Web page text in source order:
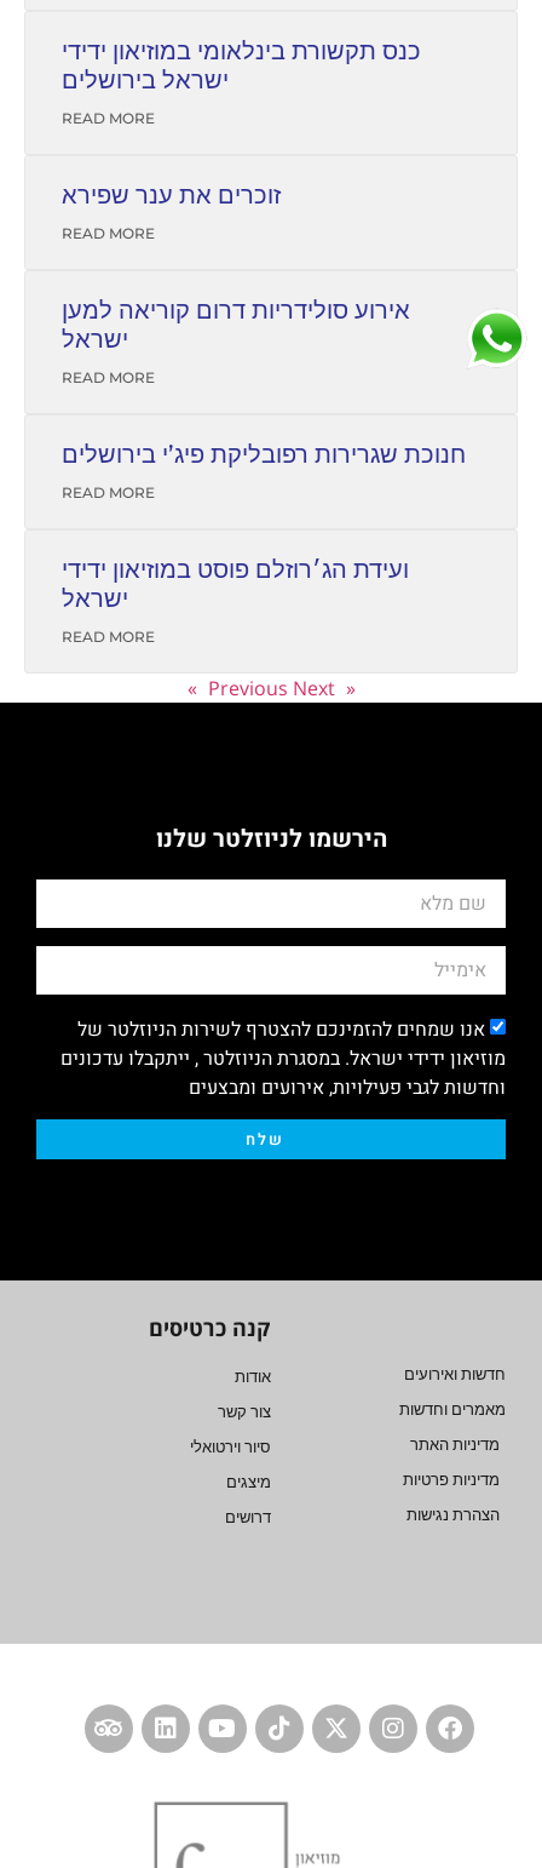
כנס תקשורת בינלאומי במוזיאון ידידי
ישראל בירושלים
READ MORE
זוכרים את ענר שפירא
READ MORE
אירוע סולידריות דרום קוריאה למען
ישראל
READ MORE
חנוכת שגרירות רפובליקת פיג’י בירושלים
READ MORE
ועידת הג׳רוזלם פוסט במוזיאון ידידי
ישראל
READ MORE
« Previous
Next »
הירשמו לניוזלטר שלנו
אנו שמחים להזמינכם להצטרף לשירות הניוזלטר של
מוזיאון ידידי ישראל. במסגרת הניוזלטר , ייתקבלו עדכונים
וחדשות לגבי פעילויות, אירועים ומבצעים
שלח
חדשות ואירועים
מאמרים וחדשות
מדיניות האתר
מדיניות פרטיות
הצהרת נגישות
קנה כרטיסים
אודות
צור קשר
סיור וירטואלי
מיצגים
דרושים